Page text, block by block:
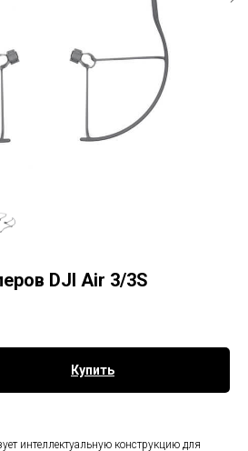
DJI Air 3/3S
Купить
интеллектуальную конструкцию для